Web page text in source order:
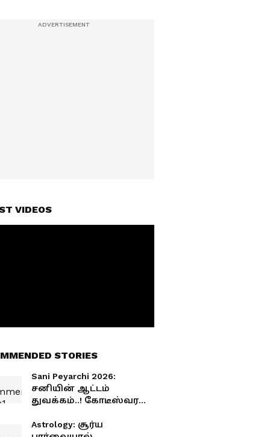
VIDEOS
STORIES
Sani Peyarchi 2026:
சனியின் ஆட்டம்
துவக்கம்..! கோடீஸ்வர
யார்?
Astrology: சூர்ய